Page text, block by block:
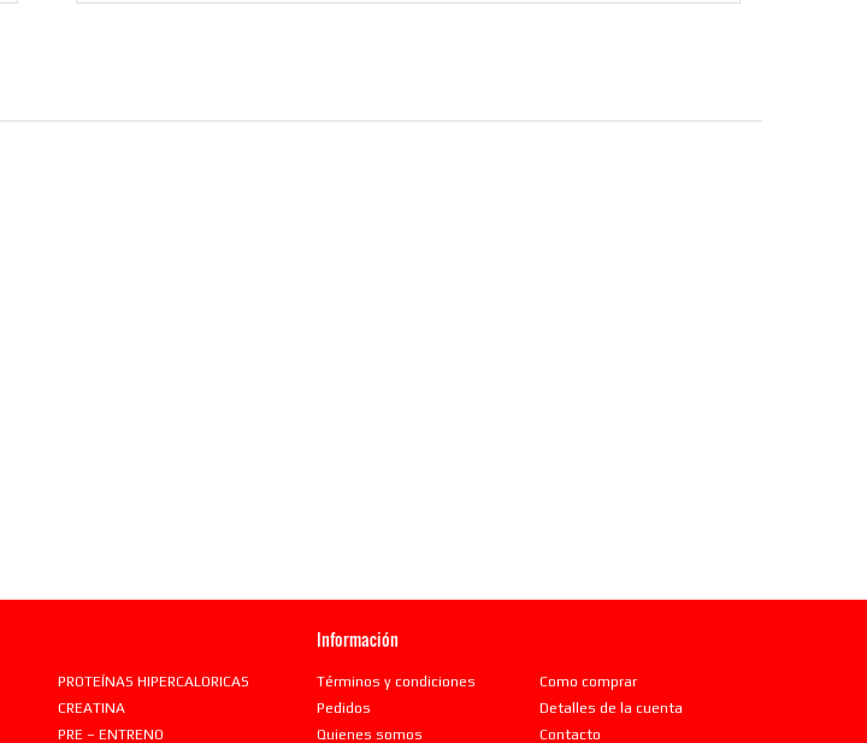
PROTEÍNAS HIPERCALORICAS
CREATINA
PRE – ENTRENO
Información
Términos y condiciones
Como comprar
Pedidos
Detalles de la cuenta
Quienes somos
Contacto